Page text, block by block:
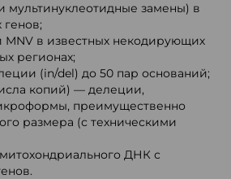
мультинуклеотидные замены) в
генов;
MNV в известных некодирующих
регионах;
(in/del) до 50 пар оснований;
копий) — делеции,
преимущественно
размера (с техническими
ДНК с